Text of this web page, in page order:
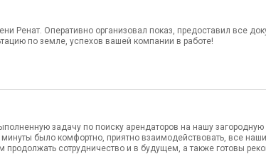
Ренат. Оперативно организовал показ, предоставил все
по земле, успехов вашей компании в работе!
задачу по поиску арендаторов на нашу загородную
было комфортно, приятно взаимодействовать, все
сотрудничество и в будущем, а также готовы